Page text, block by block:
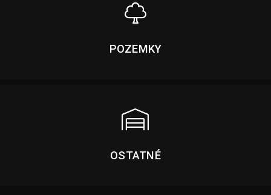
POZEMKY
OSTATNÉ